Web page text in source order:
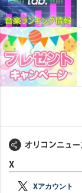
X
Xアカウント